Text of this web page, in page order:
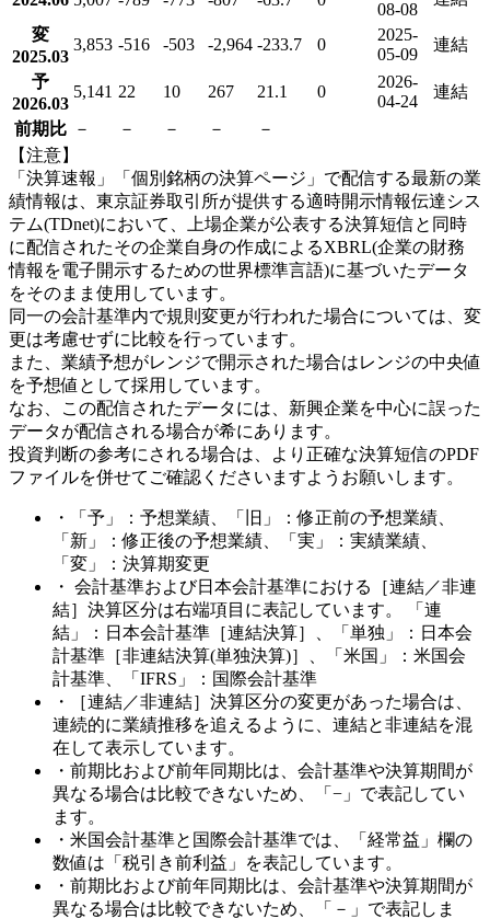
08-08
変
2025.03
3,853 -516 -503 -2,964 -233.7 0
2025-
05-09
連結
予
2026.03
5,141 22 10 267 21.1 0
2026-
04-24
連結
前期比 － － － －
－
【注意】
「決算速報」「個別銘柄の決算ページ」で配信する最新の業
績情報は、東京証券取引所が提供する適時開示情報伝達シス
テム(TDnet)において、上場企業が公表する決算短信と同時
に配信されたその企業自身の作成によるXBRL(企業の財務
情報を電子開示するための世界標準言語)に基づいたデータ
をそのまま使用しています。
同一の会計基準内で規則変更が行われた場合については、変
更は考慮せずに比較を行っています。
また、業績予想がレンジで開示された場合はレンジの中央値
を予想値として採用しています。
なお、この配信されたデータには、新興企業を中心に誤った
データが配信される場合が希にあります。
投資判断の参考にされる場合は、より正確な決算短信のPDF
ファイルを併せてご確認くださいますようお願いします。
・「予」：予想業績、「旧」：修正前の予想業績、
「新」：修正後の予想業績、「実」：実績業績、
「変」：決算期変更
・ 会計基準および日本会計基準における［連結／非連
結］決算区分は右端項目に表記しています。 「連
結」：日本会計基準［連結決算］、「単独」：日本会
計基準［非連結決算(単独決算)］、「米国」：米国会
計基準、「IFRS」：国際会計基準
・［連結／非連結］決算区分の変更があった場合は、
連続的に業績推移を追えるように、連結と非連結を混
在して表示しています。
・前期比および前年同期比は、会計基準や決算期間が
異なる場合は比較できないため、「−」で表記してい
ます。
・米国会計基準と国際会計基準では、「経常益」欄の
数値は「税引き前利益」を表記しています。
・前期比および前年同期比は、会計基準や決算期間が
異なる場合は比較できないため、「－」で表記しま